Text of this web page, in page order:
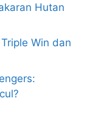
Hutan
Win dan